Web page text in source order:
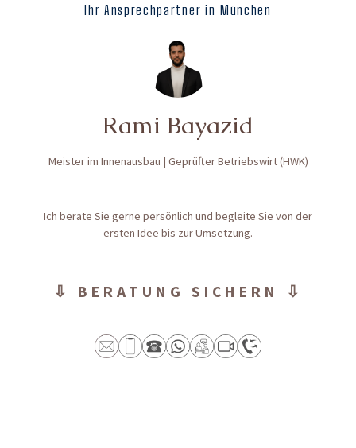
Ihr Ansprechpartner in München
Rami Bayazid
Meister im Innenausbau | Geprüfter Betriebswirt (HWK)
Ich berate Sie gerne persönlich und begleite Sie von der
ersten Idee bis zur Umsetzung.
⇩ BERATUNG SICHERN ⇩